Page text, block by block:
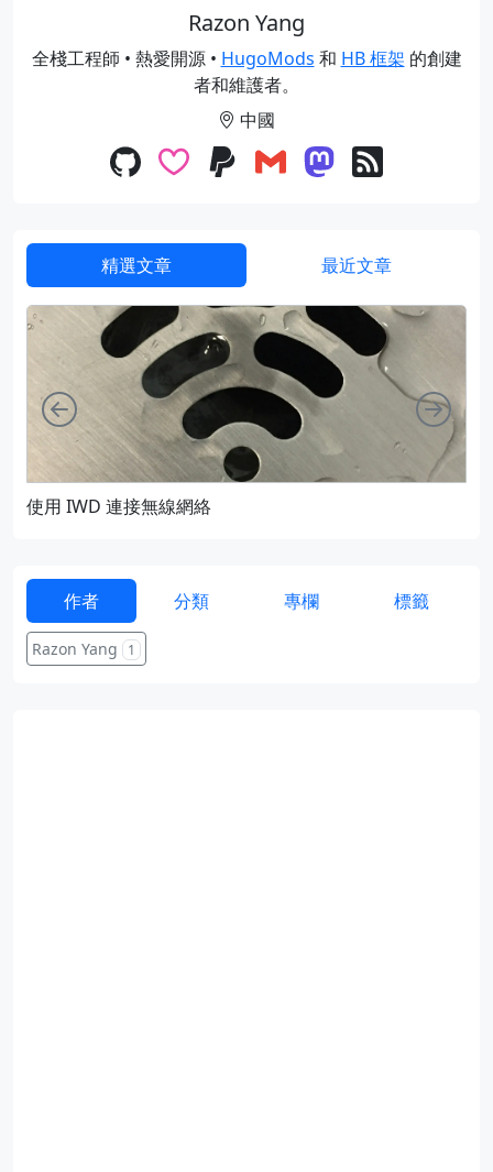
Razon Yang
全棧工程師 • 熱愛開源 • HugoMods 和 HB 框架 的創建
者和維護者。
中國
精選文章 最近文章
使用 IWD 連接無線網絡
向左 向右
作者 分類 專欄 標籤
Razon Yang 1